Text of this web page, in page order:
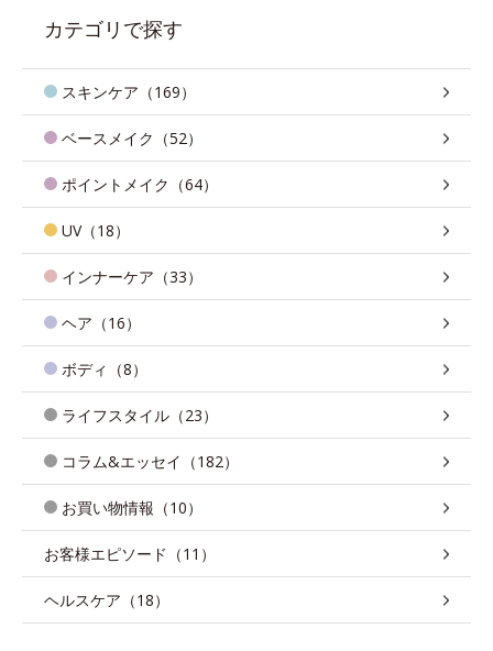
カテゴリで探す
スキンケア（169）
ベースメイク（52）
ポイントメイク（64）
UV（18）
インナーケア（33）
ヘア（16）
ボディ（8）
ライフスタイル（23）
コラム&エッセイ（182）
お買い物情報（10）
お客様エピソード（11）
ヘルスケア（18）